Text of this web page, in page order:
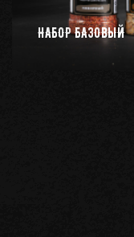
НАБОР БАЗОВЫЙ